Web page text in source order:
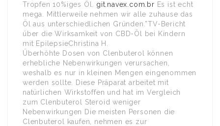
Tropfen 10%iges Öl. git.navex.com.br Es ist echt
mega. Mittlerweile nehmen wir alle zuhause das
Öl aus unterschiedlichen Gründen.”TV-Bericht
über die Wirksamkeit von CBD-Öl bei Kindern
mit EpilepsieChristina H.
Überhöhte Dosen von Clenbuterol können
erhebliche Nebenwirkungen verursachen,
weshalb es nur in kleinen Mengen eingenommen
werden sollte. Diese Präparat arbeitet mit
natürlichen Wirkstoffen und hat im Vergleich
zum Clenbuterol Steroid weniger
Nebenwirkungen Die meisten Personen die
Clenbuterol kaufen, nehmen es zur